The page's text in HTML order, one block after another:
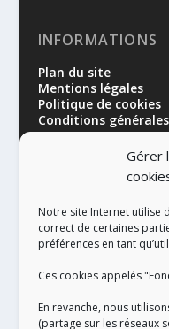
Gérer
Notre site Internet utilise
correct de certaines
préférences en tant
Ces cookies appelés
En revanche, nous
(partage sur les réseaux
INFORMATIONS
Plan du site
Mentions légales
Politique de cookies
Conditions générales